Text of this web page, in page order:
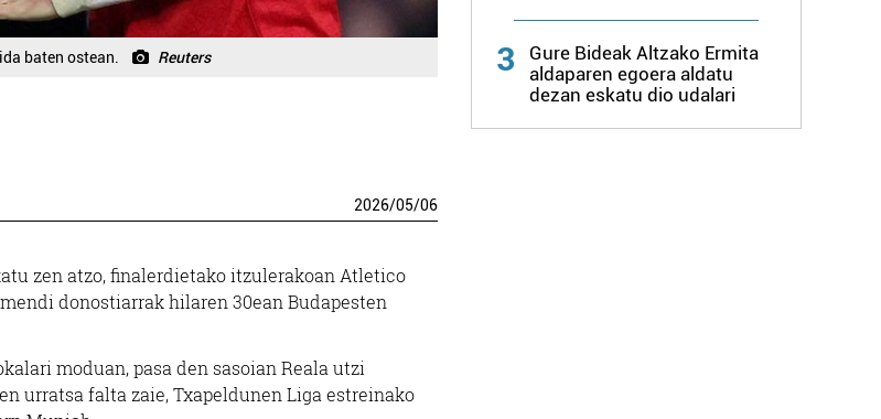
baten ostean. Reuters
2026/05/06
zen atzo, finalerdietako itzulerakoan Atletico
donostiarrak hilaren 30ean Budapesten
moduan, pasa den sasoian Reala utzi
urratsa falta zaie, Txapeldunen Liga estreinako
3
Gure Bideak Altzako Ermita
aldaparen egoera aldatu
dezan eskatu dio udalari